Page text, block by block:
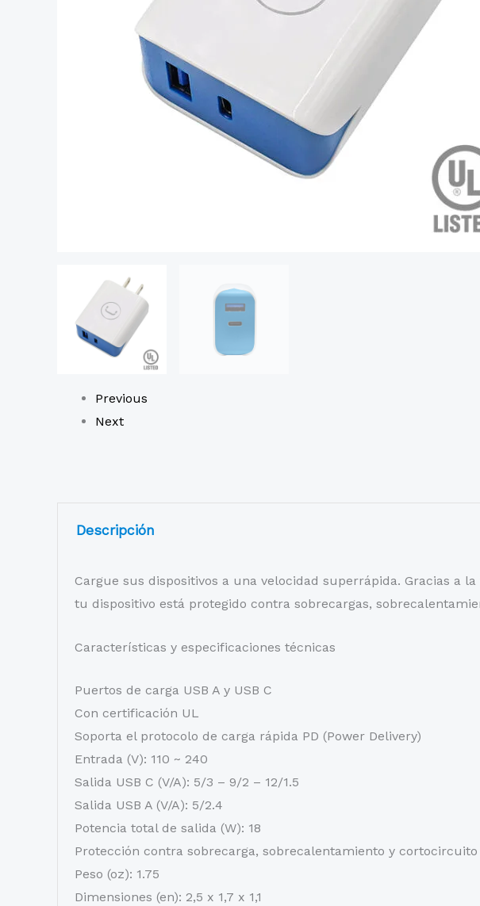
Previous
Next
Descripción
Cargue sus dispositivos a una velocidad superrápida. Gracias a
tu dispositivo está protegido contra sobrecargas,
Características y especificaciones técnicas
Puertos de carga USB A y USB C
Con certificación UL
Soporta el protocolo de carga rápida PD (Power Delivery)
Entrada (V): 110 ~ 240
Salida USB C (V/A): 5/3 – 9/2 – 12/1.5
Salida USB A (V/A): 5/2.4
Potencia total de salida (W): 18
Protección contra sobrecarga, sobrecalentamiento y cortocircuito
Peso (oz): 1.75
Dimensiones (en): 2,5 x 1,7 x 1,1